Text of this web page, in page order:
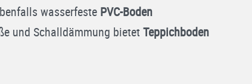
wasserfeste PVC-Boden
und Schalldämmung bietetTeppichboden